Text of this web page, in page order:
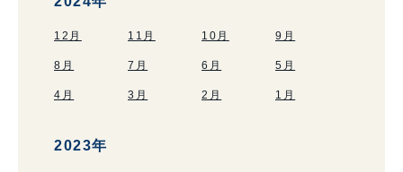
12月 11月 10月 9月
8月 7月 6月 5月
4月 3月 2月 1月
2023年